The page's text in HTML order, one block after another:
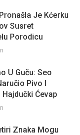
Je Kćerku
Susret
Porodicu
U Guču: Seo
Pivo I
Ćevap
Znaka Mogu